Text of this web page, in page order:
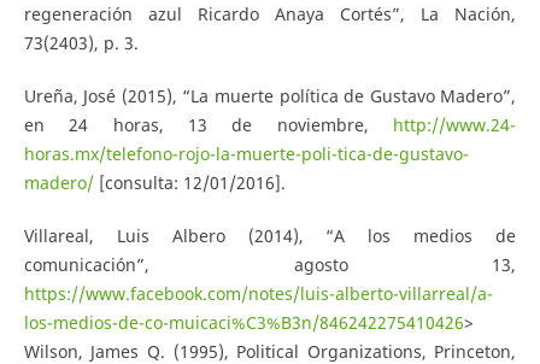
regeneración azul Ricardo Anaya Cortés”, La Nación,
73(2403), p. 3.
Ureña, José (2015), “La muerte política de Gustavo Madero”,
en 24 horas, 13 de noviembre, http://www.24-
horas.mx/telefono-rojo-la-muerte-poli-tica-de-gustavo-
madero/[consulta: 12/01/2016].
Villareal, Luis Albero (2014), “A los medios de
comunicación”, agosto 13,
https://www.facebook.com/notes/luis-alberto-villarreal/a-
los-medios-de-co-muicaci%C3%B3n/846242275410426>
Wilson, James Q. (1995), Political Organizations, Princeton,